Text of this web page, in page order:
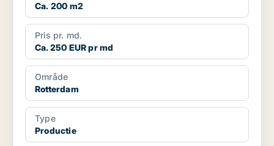
Ca. 200 m2
Pris pr. md.
Ca. 250 EUR pr md
Område
Rotterdam
Type
Productie